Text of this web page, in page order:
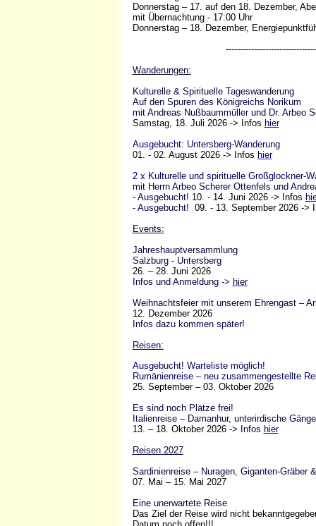
Donnerstag – 17. auf den 18.
mit Übernachtung - 17:00 Uhr
Donnerstag – 18. Dezember,
Wanderungen:
Kulturelle & Spirituelle Tageswanderung
Auf den Spuren des Königreichs Norikum
mit Andreas Nußbaummüller und Dr. Arbeo
Samstag, 18. Juli 2026 -> Infos hier
Ausgebucht: Untersberg-Wanderung
01. - 02. August 2026 -> Infos hier
2 x Kulturelle und spirituelle Großglockner-
mit Herrn Arbeo Scherer Ottenfels und
- Ausgebucht! 10. - 14. Juni 2026 -> Infos
- Ausgebucht! 09. - 13. September 2026 ->
Events:
Jahreshauptversammlung
Salzburg - Untersberg
26. – 28. Juni 2026
Infos und Anmeldung -> hier
Weihnachtsfeier mit unserem Ehrengast –
12. Dezember 2026
Infos dazu kommen später!
Reisen:
Ausgebucht! Warteliste möglich!
Rumänienreise – neu zusammengestellte
25. September – 03. Oktober 2026
Es sind noch Plätze frei!
Italienreise – Damanhur, unterirdische
13. – 18. Oktober 2026-> Infos hier
Reisen 2027
Sardinienreise – Nuragen, Giganten-Gräber
07. Mai – 15. Mai 2027
Eine unerwartete Reise
Das Ziel der Reise wird nicht